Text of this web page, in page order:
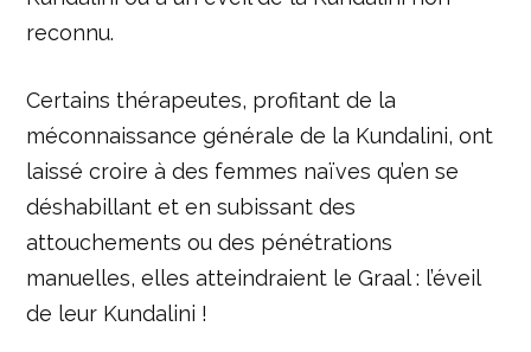
reconnu.
Certains thérapeutes, profitant de la
méconnaissance générale de la Kundalini, ont
laissé croire à des femmes naïves qu’en se
déshabillant et en subissant des
attouchements ou des pénétrations
manuelles, elles atteindraient le Graal : l’éveil
de leur Kundalini !